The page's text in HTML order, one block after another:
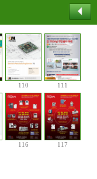
110 111
116 117